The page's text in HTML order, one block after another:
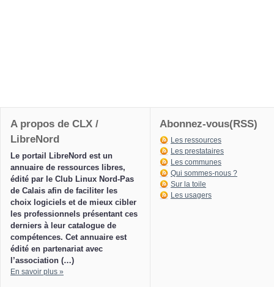
A propos de CLX /
LibreNord
Le portail LibreNord est un
annuaire de ressources libres,
édité par le Club Linux Nord-Pas
de Calais afin de faciliter les
choix logiciels et de mieux cibler
les professionnels présentant ces
derniers à leur catalogue de
compétences. Cet annuaire est
édité en partenariat avec
l’association (…)
En savoir plus »
Abonnez-vous(RSS)
Les ressources
Les prestataires
Les communes
Qui sommes-nous ?
Sur la toile
Les usagers